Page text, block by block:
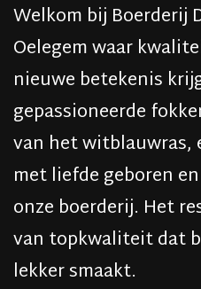
Welkom bij Boerderij
Oelegemwaar
nieuwe betekenis
gepassioneerde
van hetwitblauwras,
met liefde geboren
onze boerderij. Het
van topkwaliteit dat
lekker smaakt.